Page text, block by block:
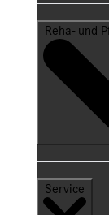
Reha- und
Service